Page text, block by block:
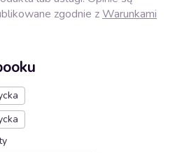
zgodnie zWarunkami